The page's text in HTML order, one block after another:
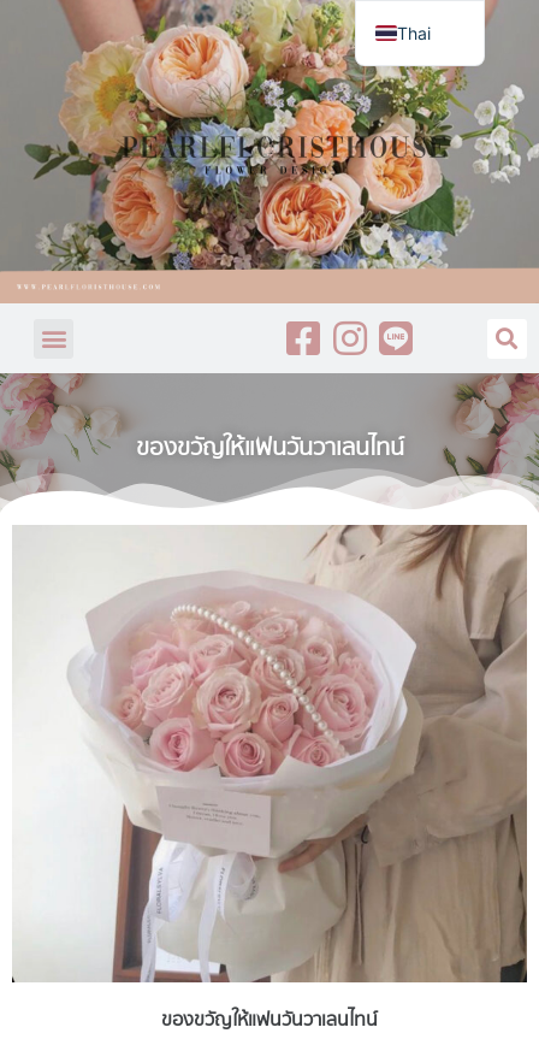
ของขวัญให้แฟนวันวาเลนไทน์
ของขวัญให้แฟนวันวาเลนไทน์
Thai
English